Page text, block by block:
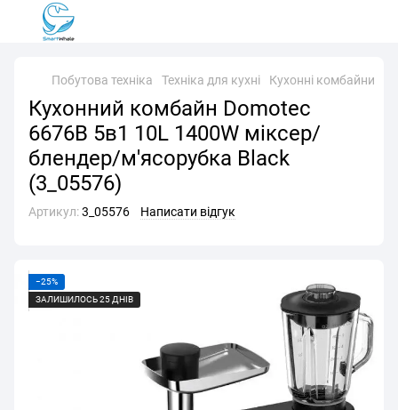
Побутова техніка Техніка для кухні Кухонні комбайни
Кухонний комбайн Domotec
6676B 5в1 10L 1400W міксер/
блендер/м'ясорубка Black
(3_05576)
Артикул:3_05576 Написати відгук
−25%
ЗАЛИШИЛОСЬ 25 ДНІВ